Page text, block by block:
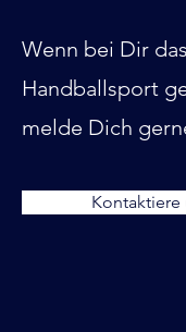
Wenn bei Dir
Handballsport
melde Dich
Kontaktiere